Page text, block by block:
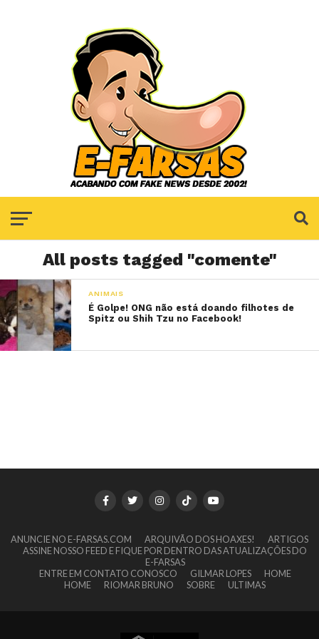
All posts tagged "comente"
ANIMAIS
É Golpe! ONG não está doando filhotes de
Spitz ou Shih Tzu no Facebook!
ANUNCIE NO E-FARSAS.COM ARQUIVÃO DOS HOAXES!
ARTIGOS
ASSINE NOSSO FEED E FIQUE POR DENTRO DAS ATUALIZAÇÕES DO
E-FARSAS
ENTRE EM CONTATO CONOSCO
GILMAR LOPES
HOME
HOME
RIOMAR BRUNO SOBRE ULTIMAS